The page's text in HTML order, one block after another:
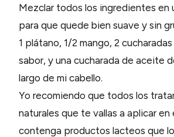
Mezclar todos los ingredientes en
para que quede bien suave y sin
1 plátano, 1/2 mango, 2
sabor, y una cucharada de aceite
largo de mi cabello.
Yo recomiendo que todos los
naturales que te vallas a aplicar en
contenga productos lacteos que